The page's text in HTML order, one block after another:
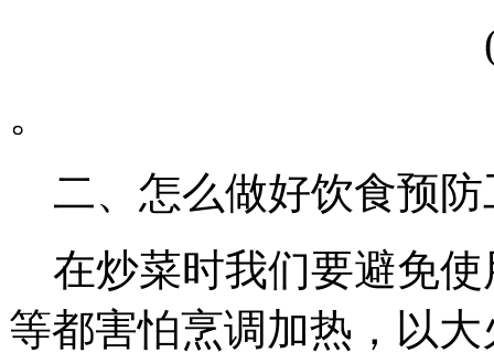
。
二、怎么做好饮食预防
在炒菜时我们要避免使
等都害怕烹调加热，以